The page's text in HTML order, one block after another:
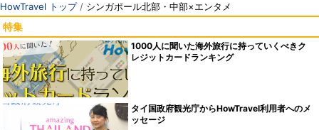
HowTravel トップ/ シンガポール北部・中部×エンタメ
特集
1000人に聞いた海外旅行に持っていくべきク
レジットカードランキング
タイ国政府観光庁からHowTravel利用者へのメ
ッセージ